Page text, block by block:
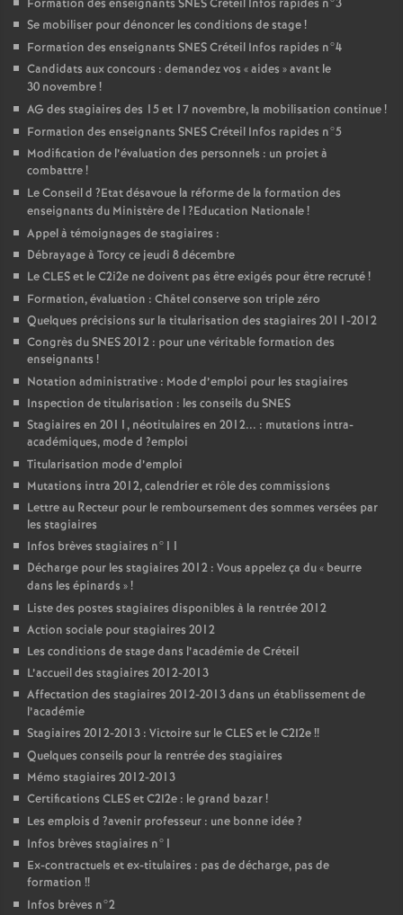
Formation des enseignants SNESCréteil Infos rapides n°3
Se mobiliser pour dénoncer les conditions de stage!
Formation des enseignants SNESCréteil Infos rapides n°4
Candidats aux concours : demandez vos «aides » avant le
30 novembre!
AG des stagiaires des 15 et 17 novembre, la mobilisation continue!
Formation des enseignants SNESCréteil Infos rapides n°5
Modification de l’évaluation des personnels : un projet à
combattre!
Le Conseil d ?Etat désavoue la réforme de la formation des
enseignants du Ministère de l?Education Nationale!
Appel à témoignages de stagiaires :
Débrayage à Torcy ce jeudi 8 décembre
LeCLESet le C2i2e ne doivent pas être exigés pour être recruté!
Formation, évaluation : Châtel conserve son triple zéro
Quelques précisions sur la titularisation des stagiaires 2011-2012
Congrès duSNES2012 : pour une véritable formation des
enseignants !
Notation administrative : Mode d’emploi pour les stagiaires
Inspection de titularisation : les conseils duSNES
Stagiaires en 2011, néotitulaires en 2012... : mutations intra-
académiques, mode d ?emploi
Titularisation mode d’emploi
Mutations intra 2012, calendrier et rôle des commissions
Lettre au Recteur pour le remboursement des sommes versées par
les stagiaires
Infos brèves stagiaires n°11
Décharge pour les stagiaires 2012 : Vous appelez ça du « beurre
dans les épinards »!
Liste des postes stagiaires disponibles à la rentrée 2012
Action sociale pour stagiaires 2012
Les conditions de stage dans l’académie de Créteil
L’accueil des stagiaires 2012-2013
Affectation des stagiaires 2012-2013 dans un établissement de
l’académie
Stagiaires 2012-2013 : Victoire sur leCLESet le C2I2e!!
Quelques conseils pour la rentrée des stagiaires
Mémo stagiaires 2012-2013
Certifications CLESet C2I2e : le grand bazar!
Les emplois d ?avenir professeur : une bonne idée?
Infos brèves stagiaires n°1
Ex-contractuels et ex-titulaires : pas de décharge, pas de
formation !!
Infos brèves n°2